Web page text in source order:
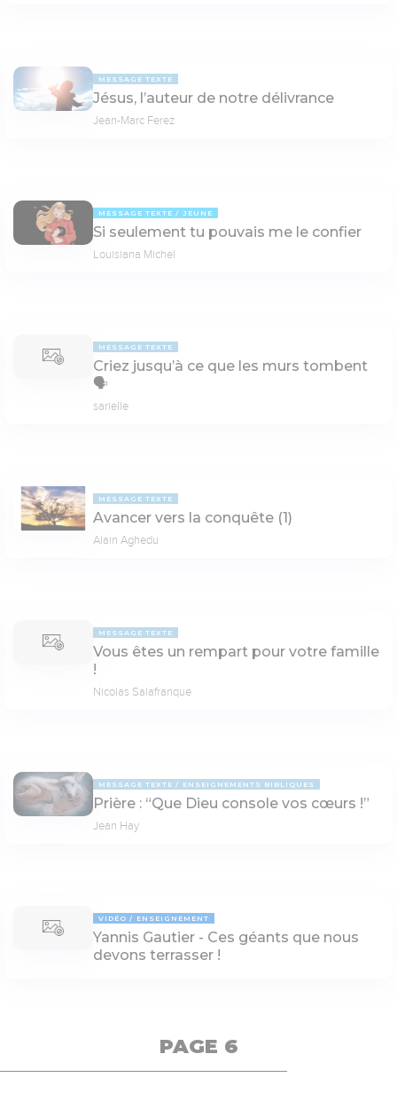
MESSAGE TEXTE
Jésus, l’auteur de notre délivrance
Jean-Marc Ferez
MESSAGE TEXTE JEUNE
Si seulement tu pouvais me le confier
Louisiana Michel
MESSAGE TEXTE
Criez jusqu’à ce que les murs tombent
🗣
sarielle
MESSAGE TEXTE
Avancer vers la conquête (1)
Alain Aghedu
MESSAGE TEXTE
Vous êtes un rempart pour votre famille
!
Nicolas Salafranque
MESSAGE TEXTE ENSEIGNEMENTS BIBLIQUES
Prière : “Que Dieu console vos cœurs !”
Jean Hay
VIDÉO ENSEIGNEMENT
Yannis Gautier - Ces géants que nous
devons terrasser !
PAGE 6